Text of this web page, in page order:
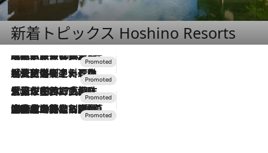
新着トピックス Hoshino Resorts
2026.7.31
【ホテル帰省】という選択肢をOMOが提案。家族とほどよい距離を保つには「昼は実家、夜は気兼ねなくホテルで！」
2026.7.24
【夏限定ディナーコース】旬を迎える稚鮎や花ズッキーニなどをイタリア・トスカーナの郷土料理の手法で満喫！
2026.7.17
「土佐和ハーブかき氷」がOMO7高知に登場！生姜、山椒、大葉など目にも舌にも涼を呼ぶ郷土の味
2026.7.10
NEW OPEN！【界 草津】名湯の地に誕生。趣の異なる2種の温泉と上州ならではの会席・蕎麦割烹など美食を味わう究極の癒やし旅